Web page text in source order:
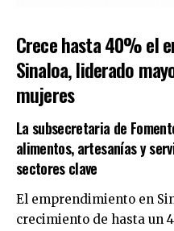
Crece hasta 40% el
Sinaloa, liderado
mujeres
La subsecretaria de
alimentos, artesanías y
sectores clave
El emprendimiento en
crecimiento de hasta un